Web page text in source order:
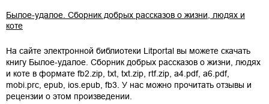
Былое-удалое. Сборник добрых рассказов о жизни, людях и
коте
На сайте электронной библиотеки Litportal вы можете скачать
книгу Былое-удалое. Сборник добрых рассказов о жизни, людях
и коте в формате fb2.zip txt txt.zip rtf.zip a4.pdf, a6.pdf,
mobi.prc epub ios.epub fb3 . У нас можно прочитать отзывы и
рецензии о этом произведении.